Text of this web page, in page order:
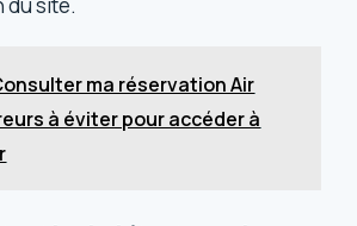
ma réservation Air
à éviter pour accéder à